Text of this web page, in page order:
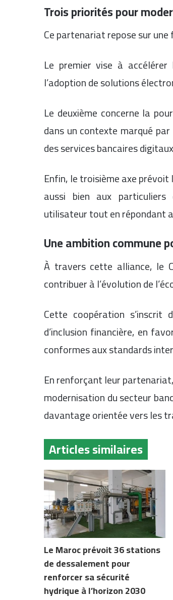
Trois priorités pour
Ce partenariat repose sur
Le premier vise à
l’adoption de solutions
Le deuxième concerne la
dans un contexte marqué
des services bancaires
Enfin, le troisième axe
aussi bien aux particuliers
utilisateur tout en répondant
Une ambition commune
À travers cette alliance, le
contribuer à l’évolution de
Cette coopération
d’inclusion financière, en
conformes aux standards
En renforçant leur
modernisation du secteur
davantage orientée vers les
Articles similaires
Le Maroc prévoit 36 stations
de dessalement pour
renforcer sa sécurité
hydrique à l’horizon 2030